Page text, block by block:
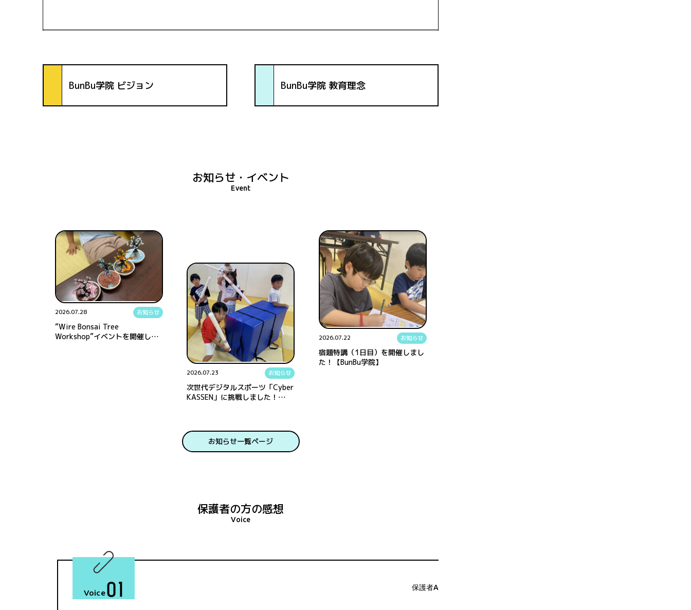
BunBu学院 ビジョン BunBu学院 教育理念
お知らせ・イベント
Event
2026.07.28 お知らせ
“Wire Bonsai Tree
Workshop”イベントを開催しま
2026.07.23 お知らせ
次世代デジタルスポーツ「Cyber
KASSEN」に挑戦しました！
2026.07.22 お知らせ
宿題特講（1日目）を開催しまし
た！【BunBu学院】
お知らせ一覧ページ
保護者の方の感想
Voice
Voice01 保護者A